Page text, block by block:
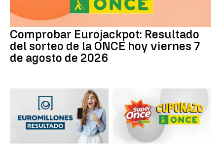
Comprobar Eurojackpot: Resultado
del sorteo de la ONCE hoy viernes 7
de agosto de 2026